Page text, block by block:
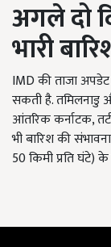
अगले दो
भारी
IMD की ताजा
सकती है. तमिलनाडु
आंतरिक कर्नाटक,
भी बारिश की
50 किमी प्रति घंटे)